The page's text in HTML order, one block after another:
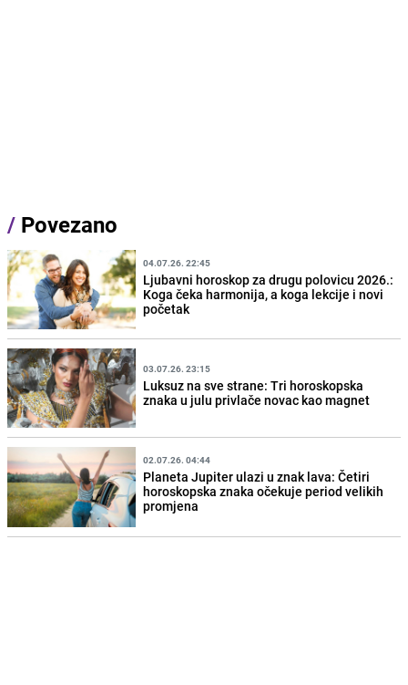
/ Povezano
04.07.26. 22:45
Ljubavni horoskop za drugu polovicu 2026.:
Koga čeka harmonija, a koga lekcije i novi
početak
03.07.26. 23:15
Luksuz na sve strane: Tri horoskopska
znaka u julu privlače novac kao magnet
02.07.26. 04:44
Planeta Jupiter ulazi u znak lava: Četiri
horoskopska znaka očekuje period velikih
promjena